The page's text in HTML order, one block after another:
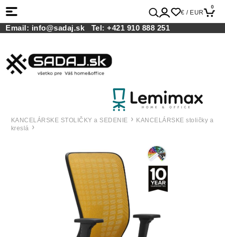
€ / EUR
0
Email: info@sadaj.sk Tel:+421 910 888 251
KANCELÁRSKE STOLIČKY a SEDENIE
KANCELÁRSKE stoličky a
kreslá